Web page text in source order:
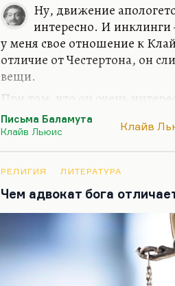
Ну, движение
интересно. И
у меня свое отношение к
отличие от Честертона, он
вещи.
При том, что он очень
замечательный богослов.
писатель. Да и в «Хрониках
«Письма Баламута» тоже.
Но, мне они кажутся
христианской дерзости,
парадокса, который
мне кажется, в «Письмах
Письма Баламута
Клайв Льюис
Клайв
РЕЛИГИЯ ЛИТЕРАТУРА
Чем адвокат бога